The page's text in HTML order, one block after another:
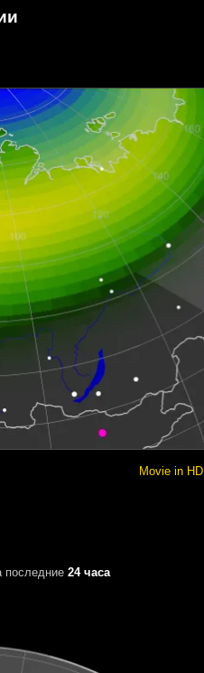
Movie in HD
24 часа